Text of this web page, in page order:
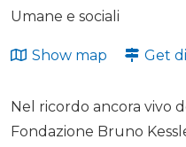
Umane e sociali
Show map Get
Nel ricordo ancora vivo
Fondazione Bruno